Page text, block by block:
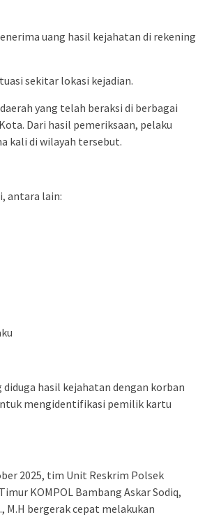
uang hasil kejahatan di rekening
sekitar lokasi kejadian.
yang telah beraksi di berbagai
Dari hasil pemeriksaan, pelaku
kali di wilayah tersebut.
antara lain:
hasil kejahatan dengan korban
mengidentifikasi pemilik kartu
2025, tim Unit Reskrim Polsek
KOMPOL Bambang Askar Sodiq,
M.H bergerak cepat melakukan